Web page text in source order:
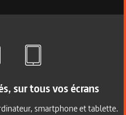
sur tous vos écrans
smartphone et tablette.